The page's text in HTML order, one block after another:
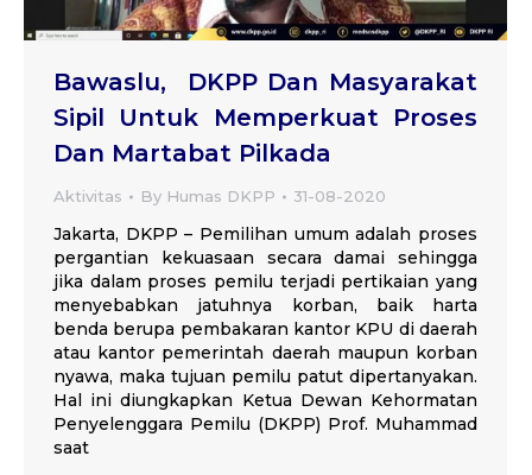
Bawaslu, DKPP Dan Masyarakat
Sipil Untuk Memperkuat Proses
Dan Martabat Pilkada
Aktivitas By Humas DKPP 31-08-2020
Jakarta, DKPP – Pemilihan umum adalah proses
pergantian kekuasaan secara damai sehingga
jika dalam proses pemilu terjadi pertikaian yang
menyebabkan jatuhnya korban, baik harta
benda berupa pembakaran kantor KPU di daerah
atau kantor pemerintah daerah maupun korban
nyawa, maka tujuan pemilu patut dipertanyakan.
Hal ini diungkapkan Ketua Dewan Kehormatan
Penyelenggara Pemilu (DKPP) Prof. Muhammad
saat